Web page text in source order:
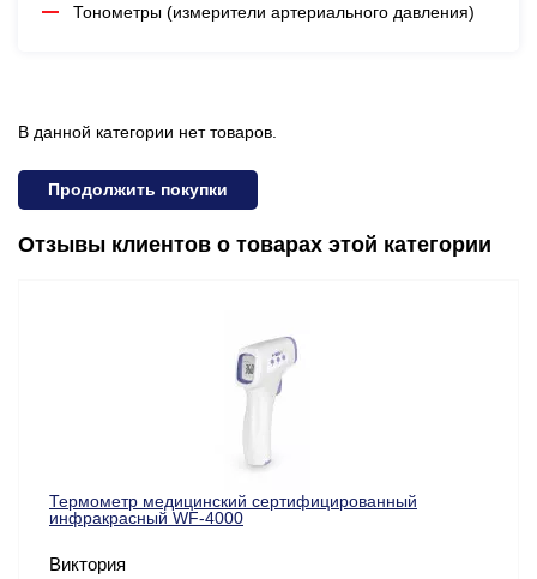
Тонометры (измерители артериального давления)
В данной категории нет товаров.
Продолжить покупки
Отзывы клиентов о товарах этой категории
Термометр медицинский сертифицированный
инфракрасный WF-4000
Виктория